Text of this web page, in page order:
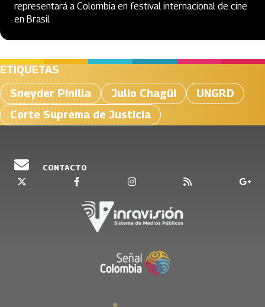
representará a Colombia en festival internacional de cine
en Brasil
ETIQUETAS
Sneyder Pinilla
Julio Chagüi
UNGRD
Corte Suprema de Justicia
CONTACTO